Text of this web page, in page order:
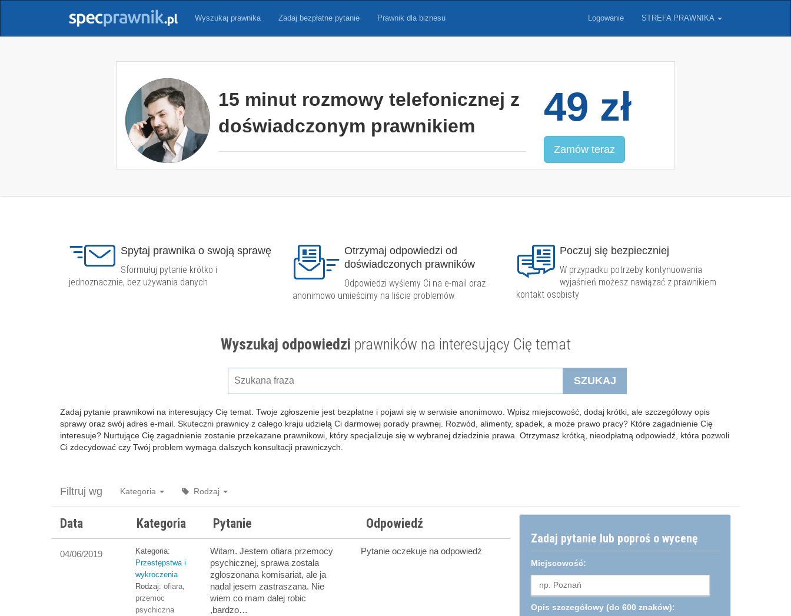
Wyszukaj prawnika Zadaj bezpłatne pytanie Prawnik dla biznesu Logowanie STREFA PRAWNIKA
15 minut rozmowy telefonicznej z
doświadczonym prawnikiem
49 zł
Zamów teraz
Spytaj prawnika o swoją sprawę
Sformułuj pytanie krótko i
jednoznacznie, bez używania danych
Otrzymaj odpowiedzi od
doświadczonych prawników
Odpowiedzi wyślemy Ci na e-mail oraz
anonimowo umieścimy na liście problemów
Poczuj się bezpieczniej
W przypadku potrzeby kontynuowania
wyjaśnień możesz nawiązać z prawnikiem
kontakt osobisty
Wyszukaj odpowiedzi prawników na interesujący Cię temat
SZUKAJ
Zadaj pytanie prawnikowi na interesujący Cię temat. Twoje zgłoszenie jest bezpłatne i pojawi się w serwisie anonimowo. Wpisz miejscowość, dodaj krótki, ale szczegółowy opis
sprawy oraz swój adres e-mail. Skuteczni prawnicy z całego kraju udzielą Ci darmowej porady prawnej. Rozwód, alimenty, spadek, a może prawo pracy? Które zagadnienie Cię
interesuje? Nurtujące Cię zagadnienie zostanie przekazane prawnikowi, który specjalizuje się w wybranej dziedzinie prawa. Otrzymasz krótką, nieodpłatną odpowiedź, która pozwoli
Ci zdecydować czy Twój problem wymaga dalszych konsultacji prawniczych.
Filtruj wg Kategoria Rodzaj
Zadaj pytanie lub poproś o wycenę
Miejscowość:
Opis szczegółowy (do 600 znaków):
Data Kategoria Pytanie Odpowiedź
04/06/2019
Kategoria:
Przestępstwa i
wykroczenia
Rodzaj: ofiara,
przemoc
psychiczna
Witam. Jestem ofiara przemocy
psychicznej, sprawa zostala
zgloszonana komisariat, ale ja
nadal jesem zastraszana. Nie
wiem co mam dalej robic
,bardzo…
Pytanie oczekuje na odpowiedź